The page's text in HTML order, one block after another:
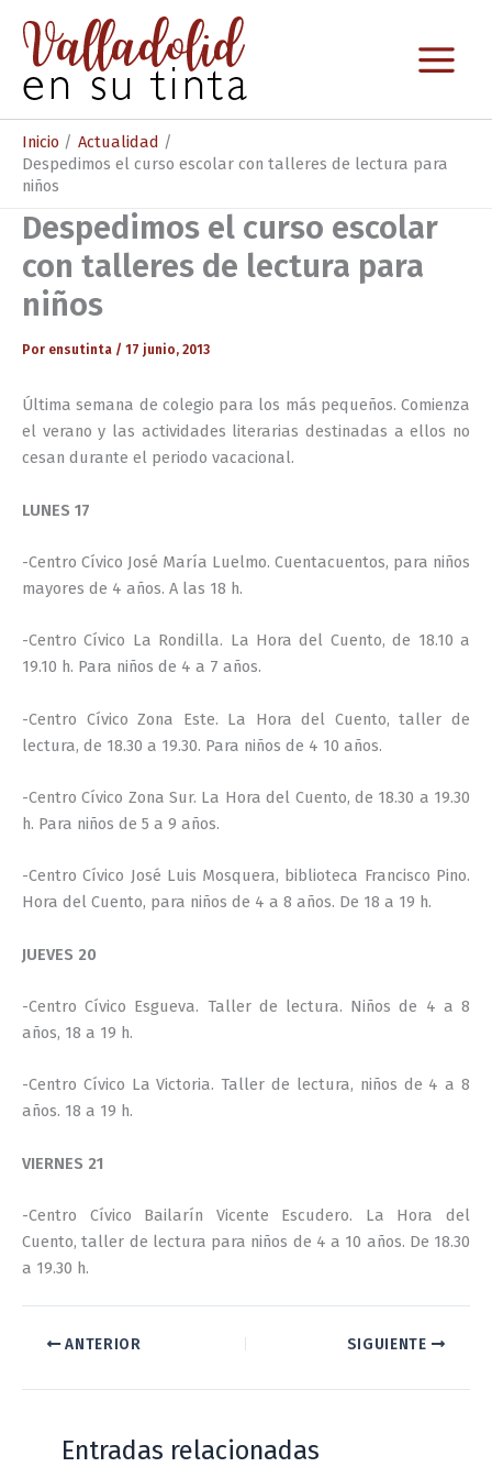
contenido
Inicio
Actualidad
Despedimos el curso escolar con talleres de lectura para
niños
Despedimos el curso escolar
con talleres de lectura para
niños
Por ensutinta / 17 junio, 2013
Última semana de colegio para los más pequeños. Comienza
el verano y las actividades literarias destinadas a ellos no
cesan durante el periodo vacacional.
LUNES 17
-Centro Cívico José María Luelmo. Cuentacuentos, para niños
mayores de 4 años. A las 18 h.
-Centro Cívico La Rondilla. La Hora del Cuento, de 18.10 a
19.10 h. Para niños de 4 a 7 años.
-Centro Cívico Zona Este. La Hora del Cuento, taller de
lectura, de 18.30 a 19.30. Para niños de 4 10 años.
-Centro Cívico Zona Sur. La Hora del Cuento, de 18.30 a 19.30
h. Para niños de 5 a 9 años.
-Centro Cívico José Luis Mosquera, biblioteca Francisco Pino.
Hora del Cuento, para niños de 4 a 8 años. De 18 a 19 h.
JUEVES 20
-Centro Cívico Esgueva. Taller de lectura. Niños de 4 a 8
años, 18 a 19 h.
-Centro Cívico La Victoria. Taller de lectura, niños de 4 a 8
años. 18 a 19 h.
VIERNES 21
-Centro Cívico Bailarín Vicente Escudero. La Hora del
Cuento, taller de lectura para niños de 4 a 10 años. De 18.30
a 19.30 h.
ANTERIOR SIGUIENTE
Entradas relacionadas